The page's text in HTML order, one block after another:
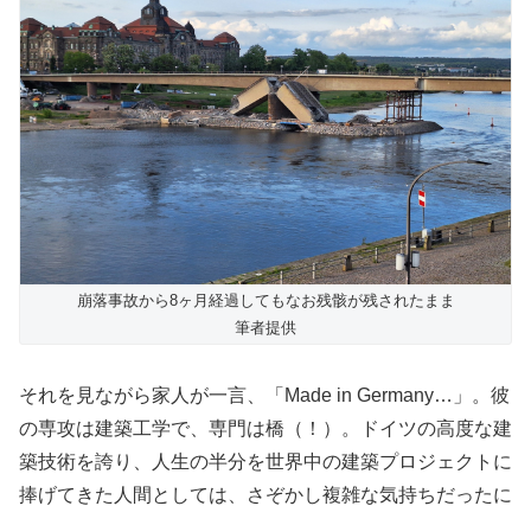
崩落事故から8ヶ月経過してもなお残骸が残されたまま
筆者提供
それを見ながら家人が一言、「Made in Germany…」。彼
の専攻は建築工学で、専門は橋（！）。ドイツの高度な建
築技術を誇り、人生の半分を世界中の建築プロジェクトに
捧げてきた人間としては、さぞかし複雑な気持ちだったに